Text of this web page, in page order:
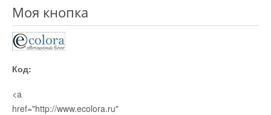
Моя кнопка
Код:
<a
href="http://www.ecolora.ru"